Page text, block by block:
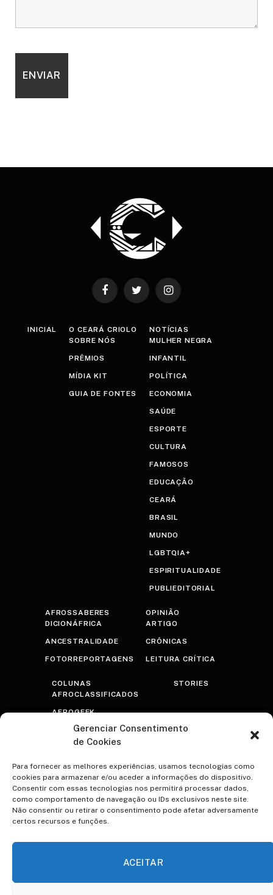
Gerenciar Consentimento
de Cookies
Para fornecer as melhores experiências, usamos tecnologias como
cookies para armazenar e/ou aceder a informações do dispositivo.
Consentir com essas tecnologias nos permitirá processar dados,
como comportamento de navegação ou IDs exclusivos neste site.
Não consentir ou retirar o consentimento pode afetar adversamente
certos recursos e funções.
ACEITAR
FacebookTwitter Instagram
INICIAL
O CEARÁ CRIOLO
SOBRE NÓS
PRÊMIOS
MÍDIA KIT
GUIA DE FONTES
NOTÍCIAS
MULHER NEGRA
INFANTIL
POLÍTICA
ECONOMIA
SAÚDE
ESPORTE
CULTURA
FAMOSOS
EDUCAÇÃO
CEARÁ
BRASIL
MUNDO
LGBTQIA+
ESPIRITUALIDADE
PUBLIEDITORIAL
AFROSSABERES
DICIONÁFRICA
ANCESTRALIDADE
FOTORREPORTAGENS
OPINIÃO
ARTIGO
CRÔNICAS
LEITURA CRÍTICA
COLUNAS
AFROCLASSIFICADOS
AFROGEEK
RASTROS
AFROTRANSFUTURISTA
OLHAR PRETO
PSICOTERAPRETO
NEGRA VOZ
STORIES
ESPECIAIS